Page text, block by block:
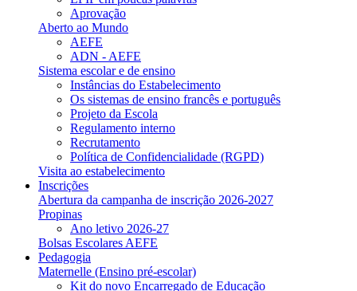
Aprovação
Aberto ao Mundo
AEFE
ADN - AEFE
Sistema escolar e de ensino
Instâncias do Estabelecimento
Os sistemas de ensino francês e português
Projeto da Escola
Regulamento interno
Recrutamento
Política de Confidencialidade (RGPD)
Visita ao estabelecimento
Inscrições
Abertura da campanha de inscrição 2026-2027
Propinas
Ano letivo 2026-27
Bolsas Escolares AEFE
Pedagogia
Maternelle (Ensino pré-escolar)
Kit do novo Encarregado de Educação